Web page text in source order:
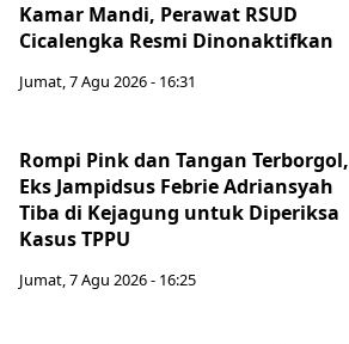
Kamar Mandi, Perawat RSUD
Cicalengka Resmi Dinonaktifkan
Jumat, 7 Agu 2026 - 16:31
Rompi Pink dan Tangan Terborgol,
Eks Jampidsus Febrie Adriansyah
Tiba di Kejagung untuk Diperiksa
Kasus TPPU
Jumat, 7 Agu 2026 - 16:25